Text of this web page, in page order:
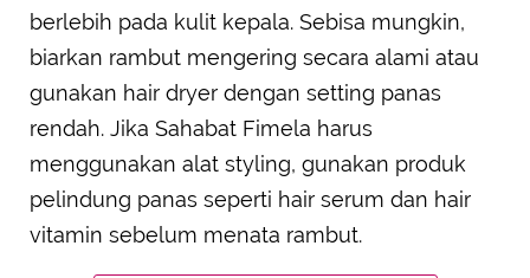
berlebih pada kulit kepala. Sebisa mungkin,
biarkan rambut mengering secara alami atau
gunakan hair dryer dengan setting panas
rendah. Jika Sahabat Fimela harus
menggunakan alat styling, gunakan produk
pelindung panas seperti hair serum dan hair
vitamin sebelum menata rambut.